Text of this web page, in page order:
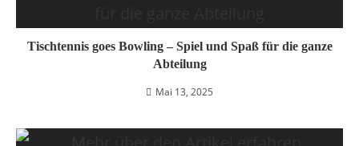
Tischtennis goes Bowling – Spiel und Spaß für die ganze
Abteilung
Mai 13, 2025